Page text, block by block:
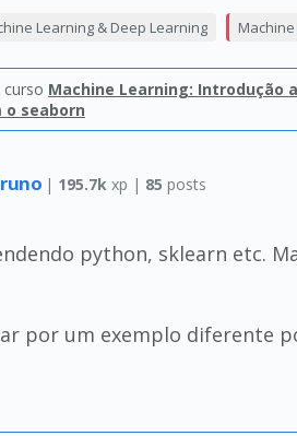
Learning & Deep Learning
Machine Learning: Introdução
o seaborn
| 195.7k xp | 85 posts
python, sklearn etc.
por um exemplo diferente